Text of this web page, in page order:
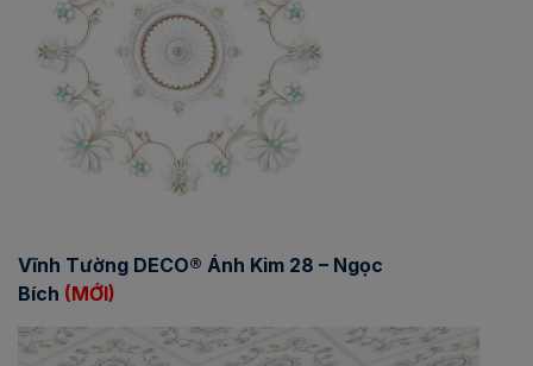
Vĩnh Tường DECO® Ánh Kim 28 – Ngọc
Bích (MỚI)